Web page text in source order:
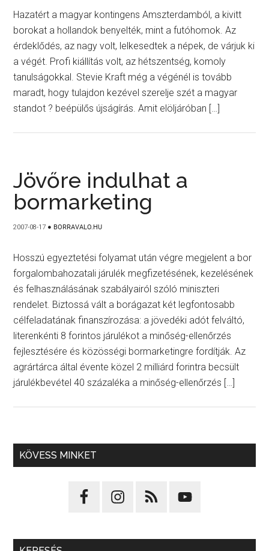
Hazatért a magyar kontingens Amszterdamból, a kivitt
borokat a hollandok benyelték, mint a futóhomok. Az
érdeklődés, az nagy volt, lelkesedtek a népek, de várjuk ki
a végét. Profi kiállítás volt, az hétszentség, komoly
tanulságokkal. Stevie Kraft még a végénél is tovább
maradt, hogy tulajdon kezével szerelje szét a magyar
standot ? beépülős újságírás. Amit elöljáróban […]
Jövőre indulhat a
bormarketing
2007-08-17 ● BORRAVALO.HU
Hosszú egyeztetési folyamat után végre megjelent a bor
forgalombahozatali járulék megfizetésének, kezelésének
és felhasználásának szabályairól szóló miniszteri
rendelet. Biztossá vált a borágazat két legfontosabb
célfeladatának finanszírozása: a jövedéki adót felváltó,
literenkénti 8 forintos járulékot a minőség-ellenőrzés
fejlesztésére és közösségi bormarketingre fordítják. Az
agrártárca által évente közel 2 milliárd forintra becsült
járulékbevétel 40 százaléka a minőség-ellenőrzés […]
KÖVESS MINKET